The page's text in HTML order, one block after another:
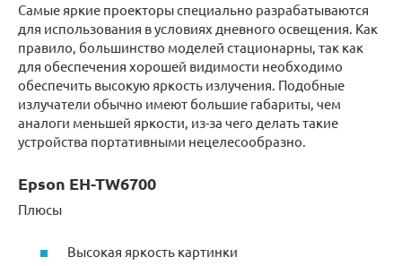
Самые яркие проекторы специально разрабатываются
для использования в условиях дневного освещения. Как
правило, большинство моделей стационарны, так как
для обеспечения хорошей видимости необходимо
обеспечить высокую яркость излучения. Подобные
излучатели обычно имеют большие габариты, чем
аналоги меньшей яркости, из-за чего делать такие
устройства портативными нецелесообразно.
Epson EH-TW6700
Плюсы
Высокая яркость картинки